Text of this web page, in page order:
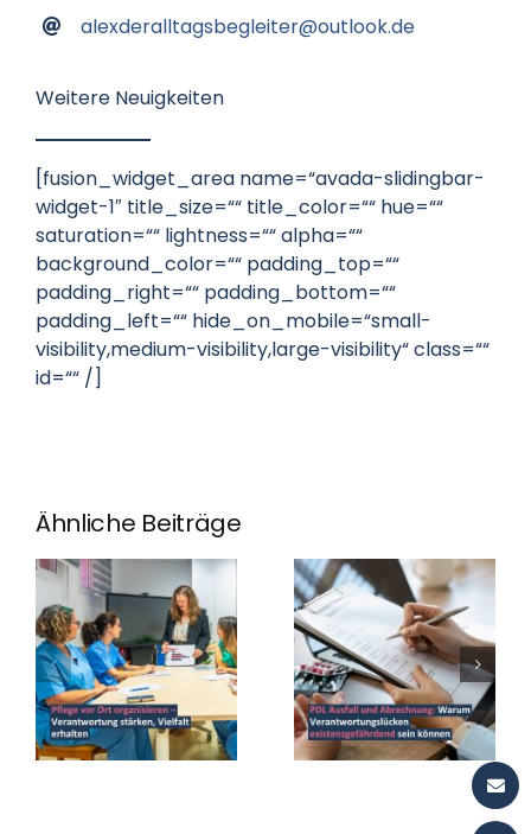
alexderalltagsbegleiter@outlook.de
Weitere Neuigkeiten
[fusion_widget_area name=“avada-slidingbar-
widget-1″ title_size=““ title_color=““ hue=““
saturation=““ lightness=““ alpha=““
background_color=““ padding_top=““
padding_right=““ padding_bottom=““
padding_left=““ hide_on_mobile=“small-
visibility,medium-visibility,large-visibility“ class=““
id=““ /]
Ähnliche Beiträge